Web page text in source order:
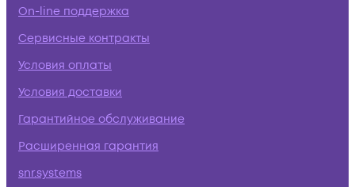
On-line поддержка
Сервисные контракты
Условия оплаты
Условия доставки
Гарантийное обслуживание
Расширенная гарантия
snr.systems